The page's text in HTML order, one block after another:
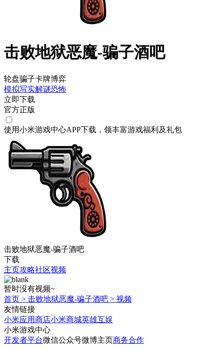
击败地狱恶魔-骗子酒吧
轮盘骗子卡牌博弈
模拟写实解谜恐怖
立即下载
官方正版
使用小米游戏中心APP下载 ，领丰富游戏福利 及礼包
击败地狱恶魔-骗子酒吧
下载
主页攻略社区视频
暂时没有视频~
首页 > 击败地狱恶魔-骗子酒吧 > 视频
友情链接
小米应用商店小米商城英雄互娱
小米游戏中心
开发者平台微信公众号微博主页商务合作